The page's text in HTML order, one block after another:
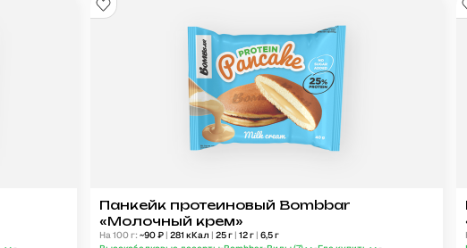
Панкейк протеиновый Bombbar
«Молочный крем»
На 100 г: ~90₽ | 281 кКал | 25г | 12г | 6,5г